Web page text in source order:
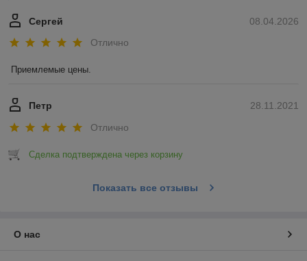
08.04.2026
Сергей
Отлично
Приемлемые цены.
28.11.2021
Петр
Отлично
Сделка подтверждена через корзину
Показать все отзывы
О нас